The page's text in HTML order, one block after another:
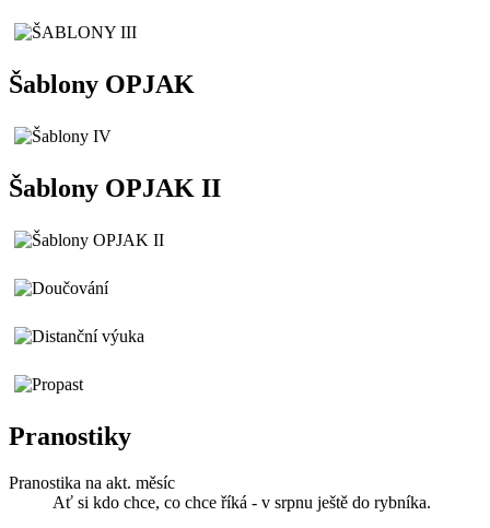
Šablony OPJAK
Šablony OPJAK II
Pranostiky
Pranostika na akt. měsíc
Ať si kdo chce, co chce říká - v srpnu ještě do rybníka.